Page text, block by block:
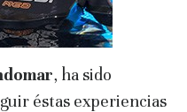
, ha sido
éstas experiencias